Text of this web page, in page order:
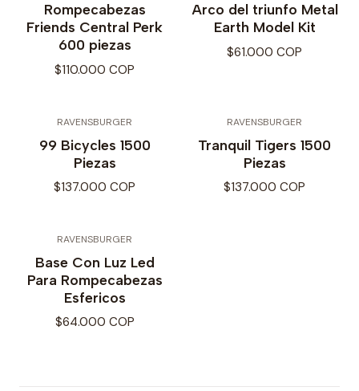
Rompecabezas
Friends Central Perk
600 piezas
$110.000 COP
Arco del triunfo Metal
Earth Model Kit
$61.000 COP
RAVENSBURGER
99 Bicycles 1500
Piezas
$137.000 COP
RAVENSBURGER
Tranquil Tigers 1500
Piezas
$137.000 COP
RAVENSBURGER
Base Con Luz Led
Para Rompecabezas
Esfericos
$64.000 COP